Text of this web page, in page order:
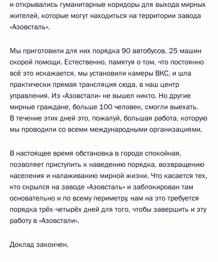
и открывались гуманитарные коридоры для выхода мирных
жителей, которые могут находиться на территории завода
«Азовсталь».
Мы приготовили для них порядка 90 автобусов, 25 машин
скорой помощи. Естественно, памятуя о том, что постоянно
всё это искажается, мы установили камеры ВКС, и шла
практически прямая трансляция сюда, в наш центр
управления. Из «Азовстали» не вышел никто. Но другие
мирные граждане, больше 100 человек, смогли выехать.
В течение этих дней это, пожалуй, большая работа, которую
мы проводили со всеми международными организациями.
В настоящее время обстановка в городе спокойная,
позволяет приступить к наведению порядка, возвращению
населения и налаживанию мирной жизни. Что касается тех,
кто скрылся на заводе «Азовсталь» и заблокирован там
основательно и по всему периметру, нам на это требуется
порядка трёх-четырёх дней для того, чтобы завершить и эту
работу в «Азовстали».
Доклад закончен.